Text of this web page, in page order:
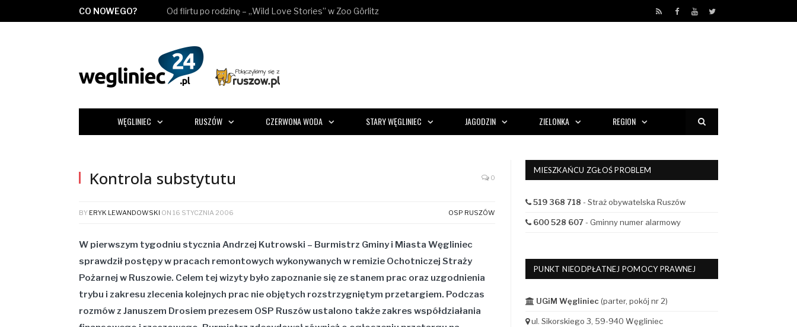
CO NOWEGO? Od flirtu po rodzinę – „Wild Love Stories” w Zoo Görlitz RSS Facebook
YouTube
Twitter
WĘGLINIEC RUSZÓW CZERWONA WODA STARY WĘGLINIEC JAGODZIN ZIELONKA REGION
Kontrola substytutu 0
BY ERYK LEWANDOWSKI ON 16 STYCZNIA 2006 OSP RUSZÓW
W pierwszym tygodniu stycznia Andrzej Kutrowski – Burmistrz Gminy i Miasta Węgliniec
sprawdził postępy w pracach remontowych wykonywanych w remizie Ochotniczej Straży
Pożarnej w Ruszowie. Celem tej wizyty było zapoznanie się ze stanem prac oraz uzgodnienia
trybu i zakresu zlecenia kolejnych prac nie objętych rozstrzygniętym przetargiem. Podczas
rozmów z Januszem Drosiem prezesem OSP Ruszów ustalono także zakres współdziałania
MIESZKAŃCU ZGŁOŚ PROBLEM
519 368 718 - Straż obywatelska Ruszów
600 528 607- Gminny numer alarmowy
PUNKT NIEODPŁATNEJ POMOCY PRAWNEJ
UGiM Węgliniec (parter, pokój nr 2)
ul. Sikorskiego 3, 59-940 Węgliniec